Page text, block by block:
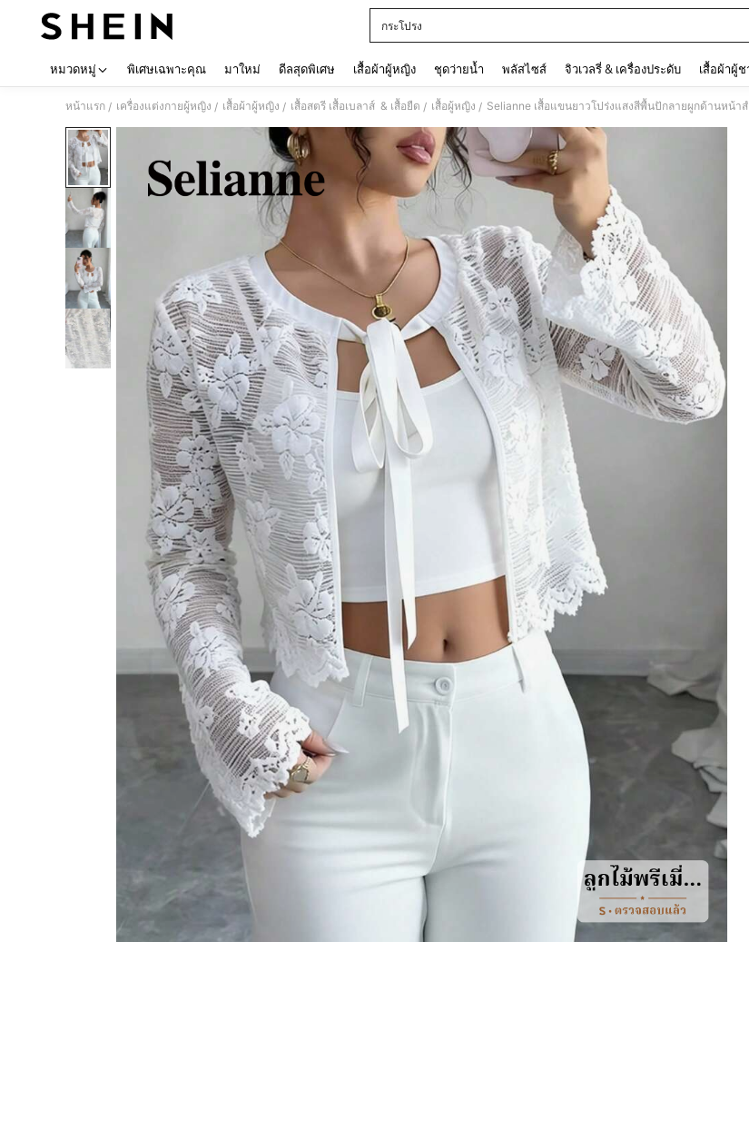
กระโปรง
หมวดหมู่ พิเศษเฉพาะคุณ มาใหม่ ดีลสุดพิเศษ เสื้อผ้าผู้หญิง ชุดว่ายน้ำ พลัสไซส์ จิวเวลรี่ & เครื่องประดับ เสื้อผ้าผู้ช
หน้าแรก / เครื่องแต่งกายผู้หญิง / เสื้อผ้าผู้หญิง / เสื้อสตรี เสื้อเบลาส์ & เสื้อยืด / เสื้อผู้หญิง / Selianne เสื้อแขนยาวโปร่งแสงสีพื้นปักลายผูกด้านหน้า